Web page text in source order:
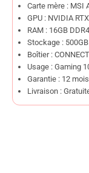
Carte mère : MSI
GPU : NVIDIA
RAM : 16GB DDR4
Stockage :
Boîtier :
Usage : Gaming
Garantie : 12 mois
Livraison :